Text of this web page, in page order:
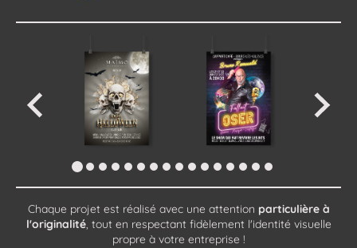
Chaque projet est réalisé avec une attention particulière à
l'originalité, tout en respectant fidèlement l'identité visuelle
propre à votre entreprise !